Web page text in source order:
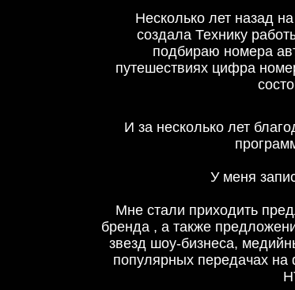
Несколько лет назад
создала Технику
подбираю номера
путешествиях цифра
И за несколько лет
У меня
Мне стали приходить
бренда , а также
звезд шоу-бизнеса,
популярных передачах